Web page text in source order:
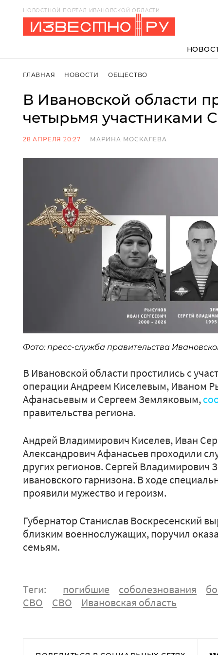
НОВОСТНОЙ ПОРТАЛ ИВАНОВСКОЙ ОБЛАСТИ
ГЛАВНАЯ НОВОСТИ ОБЩЕСТВО
В Ивановской области
четырьмя участниками
28 АПРЕЛЯ 20:27 МАРИНА МОСКАЛЕВА
Фото: пресс-служба правительства
В Ивановской области простились с
операции Андреем Киселевым, Иваном
Афанасьевым и Сергеем Земляковым,
правительства региона.
Андрей Владимирович Киселев, Иван
Александрович Афанасьев проходили
других регионов. Сергей Владимирович
ивановского гарнизона. В ходе
проявили мужество и героизм.
Губернатор Станислав Воскресенский
близким военнослужащих, поручил
семьям.
Теги: погибшие соболезнования
СВО
СВО Ивановская область